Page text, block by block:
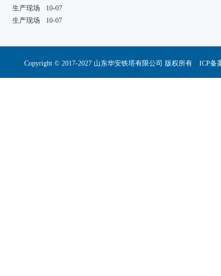
生产现场
10-07
生产现场
10-07
Copyright © 2017-2027 山东华安铁塔有限公司 版权所有 ICP